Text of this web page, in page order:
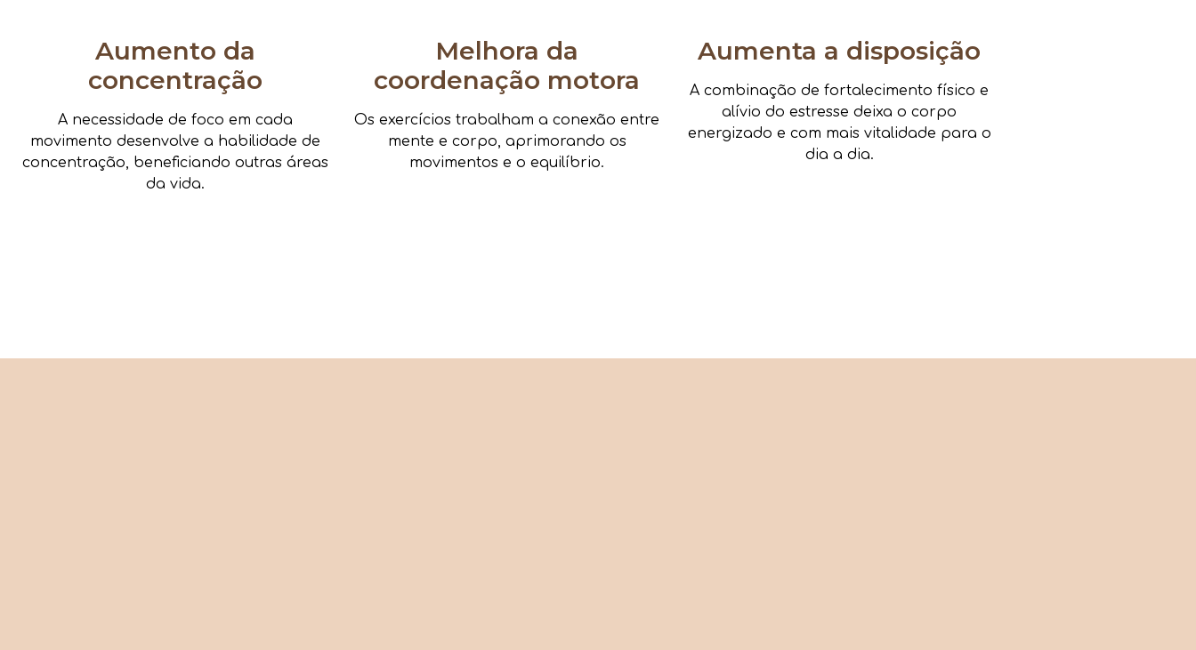
Aumento da
concentração
A necessidade de foco em cada
movimento desenvolve a habilidade de
concentração, beneficiando outras áreas
da vida.
Melhora da
coordenação motora
Os exercícios trabalham a conexão entre
mente e corpo, aprimorando os
movimentos e o equilíbrio.
Aumenta a disposição
A combinação de fortalecimento físico e
alívio do estresse deixa o corpo
energizado e com mais vitalidade para o
dia a dia.